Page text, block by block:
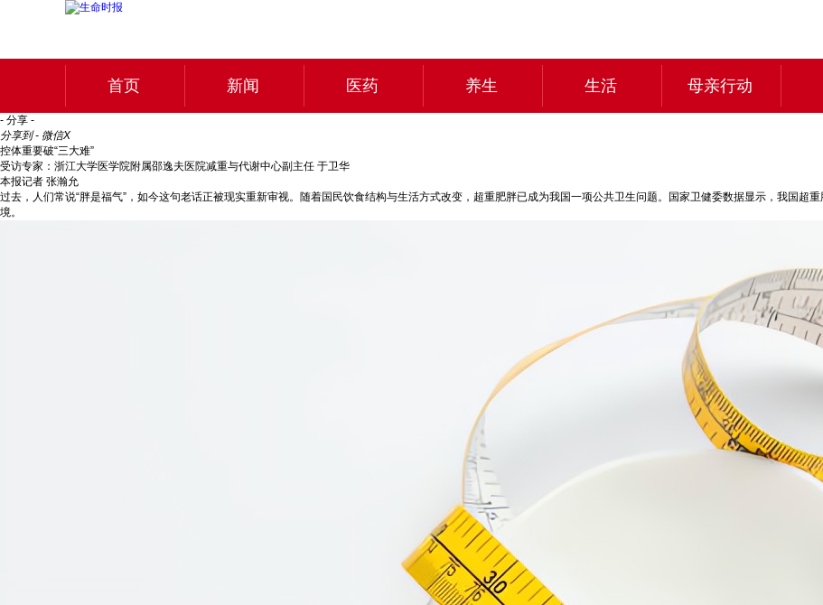
首页 新闻 医药 养生 生活 母亲行动
- 分享 -
分享到 - 微信X
控体重要破“三大难”
受访专家：浙江大学医学院附属邵逸夫医院减重与代谢中心副主任 于卫华
本报记者 张瀚允
过去，人们常说“胖是福气”，如今这句老话正被现实重新审视。随着国民饮食结构与生活方式改变，超重肥胖已成为我国一项公共卫生问题。国家卫健委数据显示，我国超
境。